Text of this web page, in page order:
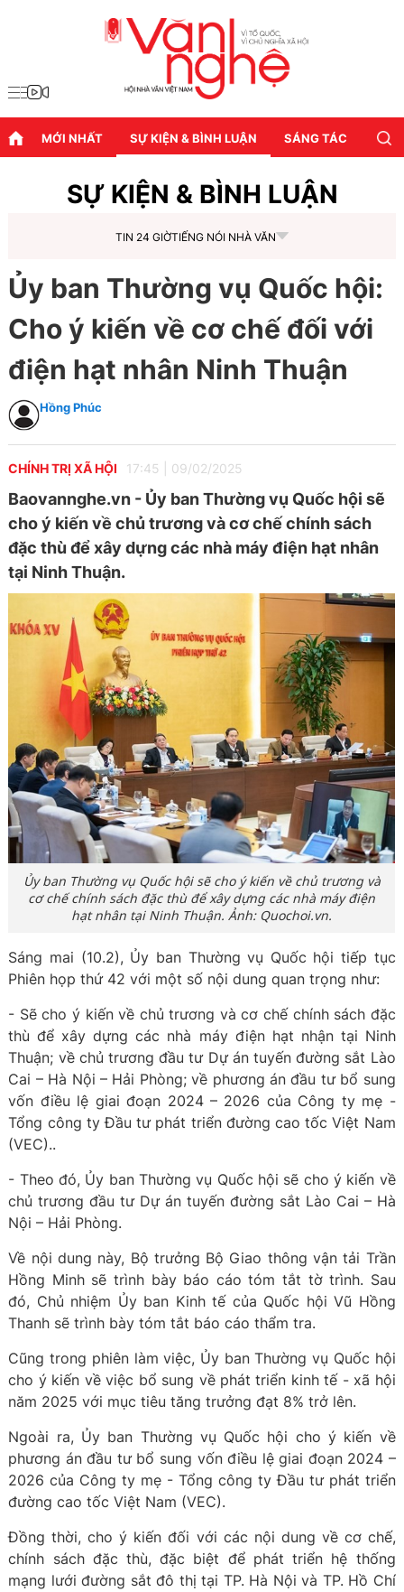
MỚI NHẤT SỰ KIỆN & BÌNH LUẬN SÁNG TÁC
SỰ KIỆN & BÌNH LUẬN
TIN 24 GIỜTIẾNG NÓI NHÀ VĂN
Ủy ban Thường vụ Quốc hội:
Cho ý kiến về cơ chế đối với
điện hạt nhân Ninh Thuận
Hồng Phúc
CHÍNH TRỊ XÃ HỘI 17:45 09/02/2025
Baovannghe.vn - Ủy ban Thường vụ Quốc hội sẽ
cho ý kiến về chủ trương và cơ chế chính sách
đặc thù để xây dựng các nhà máy điện hạt nhân
tại Ninh Thuận.
Ủy ban Thường vụ Quốc hội sẽ cho ý kiến về chủ trương và
cơ chế chính sách đặc thù để xây dựng các nhà máy điện
hạt nhân tại Ninh Thuận. Ảnh: Quochoi.vn.
Sáng mai (10.2), Ủy ban Thường vụ Quốc hội tiếp tục
Phiên họp thứ 42 với một số nội dung quan trọng như:
- Sẽ cho ý kiến về chủ trương và cơ chế chính sách đặc
thù để xây dựng các nhà máy điện hạt nhận tại Ninh
Thuận; về chủ trương đầu tư Dự án tuyến đường sắt Lào
Cai – Hà Nội – Hải Phòng; về phương án đầu tư bổ sung
vốn điều lệ giai đoạn 2024 – 2026 của Công ty mẹ -
Tổng công ty Đầu tư phát triển đường cao tốc Việt Nam
(VEC)..
- Theo đó, Ủy ban Thường vụ Quốc hội sẽ cho ý kiến về
chủ trương đầu tư Dự án tuyến đường sắt Lào Cai – Hà
Nội – Hải Phòng.
Về nội dung này, Bộ trưởng Bộ Giao thông vận tải Trần
Hồng Minh sẽ trình bày báo cáo tóm tắt tờ trình. Sau
đó, Chủ nhiệm Ủy ban Kinh tế của Quốc hội Vũ Hồng
Thanh sẽ trình bày tóm tắt báo cáo thẩm tra.
Cũng trong phiên làm việc, Ủy ban Thường vụ Quốc hội
cho ý kiến về việc bổ sung về phát triển kinh tế - xã hội
năm 2025 với mục tiêu tăng trưởng đạt 8% trở lên.
Ngoài ra, Ủy ban Thường vụ Quốc hội cho ý kiến về
phương án đầu tư bổ sung vốn điều lệ giai đoạn 2024 –
2026 của Công ty mẹ - Tổng công ty Đầu tư phát triển
đường cao tốc Việt Nam (VEC).
Đồng thời, cho ý kiến đối với các nội dung về cơ chế,
chính sách đặc thù, đặc biệt để phát triển hệ thống
mạng lưới đường sắt đô thị tại TP. Hà Nội và TP. Hồ Chí